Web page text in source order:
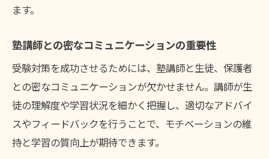
ます。
塾講師との密なコミュニケーションの重要性
受験対策を成功させるためには、塾講師と生徒、保護者
との密なコミュニケーションが欠かせません。講師が生
徒の理解度や学習状況を細かく把握し、適切なアドバイ
スやフィードバックを行うことで、モチベーションの維
持と学習の質向上が期待できます。